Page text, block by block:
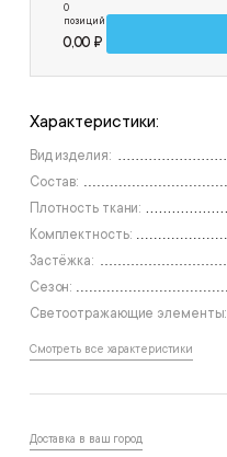
120-124, 170-176
0
позиций
0,00 ₽
Характеристики:
Вид изделия:
Состав:
Плотность ткани:
Комплектность:
Застёжка:
Сезон:
Светоотражающие элементы:
Смотреть все характеристики
Доставка в ваш город